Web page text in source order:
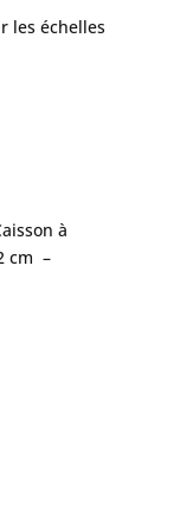
les échelles
à
cm –